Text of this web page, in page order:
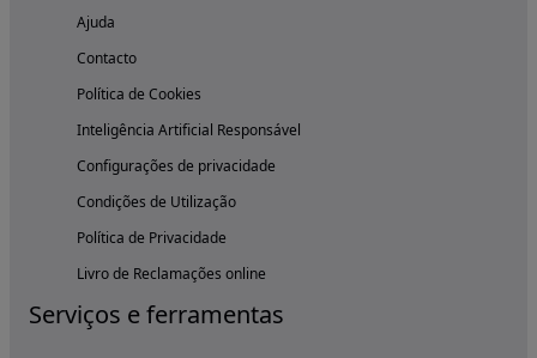
Ajuda
Contacto
Política de Cookies
Inteligência Artificial Responsável
Configurações de privacidade
Condições de Utilização
Política de Privacidade
Livro de Reclamações online
Serviços e ferramentas